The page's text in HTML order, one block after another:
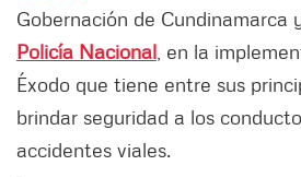
Gobernación de Cundinamarca
Policía Nacional , en la
Éxodo que tiene entre sus
brindar seguridad a los
accidentes viales.